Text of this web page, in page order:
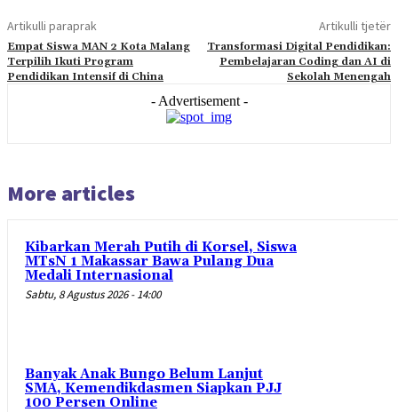
Artikulli paraprak
Empat Siswa MAN 2 Kota Malang
Terpilih Ikuti Program
Pendidikan Intensif di China
Artikulli tjetër
Transformasi Digital Pendidikan:
Pembelajaran Coding dan AI di
Sekolah Menengah
- Advertisement -
More articles
Kibarkan Merah Putih di Korsel, Siswa
MTsN 1 Makassar Bawa Pulang Dua
Medali Internasional
Sabtu, 8 Agustus 2026 - 14:00
Banyak Anak Bungo Belum Lanjut
SMA, Kemendikdasmen Siapkan PJJ
100 Persen Online